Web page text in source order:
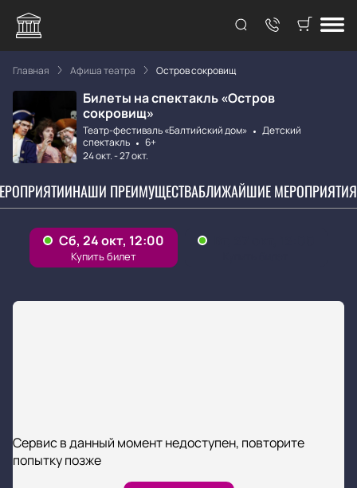
Главная Афиша театра Остров сокровищ
Билеты на спектакль «Остров
сокровищ»
Театр-фестиваль «Балтийский дом»
Детский
спектакль
6+
24 окт.-27 окт.
НАШИ ПРЕИМУЩЕСТВАБЛИЖАЙШИЕ МЕРОПРИЯТИЯ
Сервис в данный момент недоступен, повторите
попытку позже